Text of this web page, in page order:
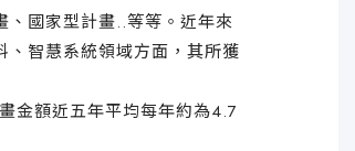
國家型計畫..等等。近年來
智慧系統領域方面，其所獲
金額近五年平均每年約為4.7